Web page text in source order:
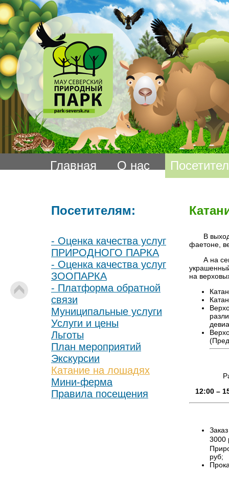
Главная О нас
Посетителям:
- Оценка качества услуг
ПРИРОДНОГО ПАРКА
- Оценка качества услуг
ЗООПАРКА
- Платформа обратной
связи
Муниципальные услуги
Услуги и цены
Льготы
План мероприятий
Экскурсии
Катание на лошадях
Мини-ферма
Правила посещения
В
фаетоне,
А на
на
12:00 –
3000
руб;